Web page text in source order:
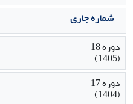
شماره جاری
دوره 18
(1405)
دوره 17
(1404)